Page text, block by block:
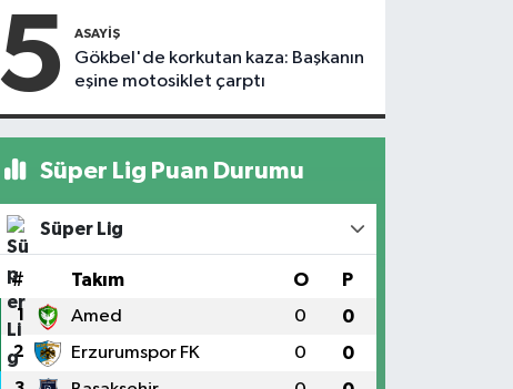
5 ASAYIŞ
Gökbel'de korkutan kaza: Başkanın
eşine motosiklet çarptı
Süper Lig Puan Durumu
Süper Lig
# Takım O P
1 Amed 0 0
2 Erzurumspor FK 0 0